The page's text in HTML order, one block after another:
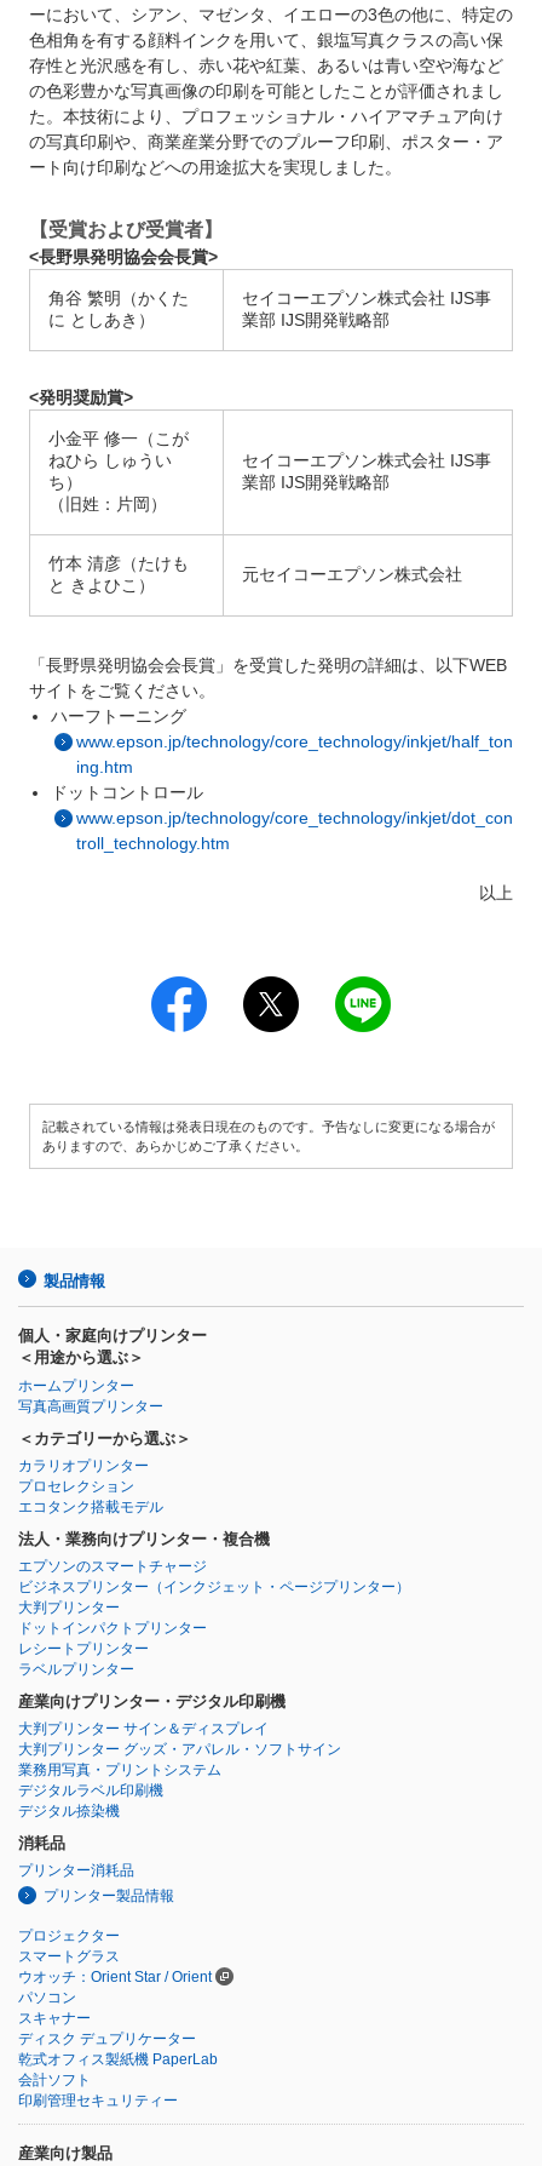
ーにおいて、シアン、マゼンタ、イエローの3色の他に、特定の
色相角を有する顔料インクを用いて、銀塩写真クラスの高い保
存性と光沢感を有し、赤い花や紅葉、あるいは青い空や海など
の色彩豊かな写真画像の印刷を可能としたことが評価されまし
た。本技術により、プロフェッショナル・ハイアマチュア向け
の写真印刷や、商業産業分野でのプルーフ印刷、ポスター・ア
ート向け印刷などへの用途拡大を実現しました。
【受賞および受賞者】
<長野県発明協会会長賞>
角谷 繁明（かくた
に としあき）
セイコーエプソン株式会社 IJS事
業部 IJS開発戦略部
<発明奨励賞>
小金平 修一（こが
ねひら しゅうい
ち）
（旧姓：片岡）
セイコーエプソン株式会社 IJS事
業部 IJS開発戦略部
竹本 清彦（たけも
と きよひこ）
元セイコーエプソン株式会社
「長野県発明協会会長賞」を受賞した発明の詳細は、以下WEB
サイトをご覧ください。
ハーフトーニング
www.epson.jp/technology/core_technology/inkjet/half_ton
ing.htm
ドットコントロール
www.epson.jp/technology/core_technology/inkjet/dot_con
troll_technology.htm
以上
記載されている情報は発表日現在のものです。予告なしに変更になる場合が
ありますので、あらかじめご了承ください。
製品情報
個人・家庭向けプリンター
＜用途から選ぶ＞
ホームプリンター
写真高画質プリンター
＜カテゴリーから選ぶ＞
カラリオプリンター
プロセレクション
エコタンク搭載モデル
法人・業務向けプリンター・複合機
エプソンのスマートチャージ
ビジネスプリンター （インクジェット・ページプリンター）
大判プリンター
ドットインパクトプリンター
レシートプリンター
ラベルプリンター
産業向けプリンター・デジタル印刷機
大判プリンター サイン＆ディスプレイ
大判プリンター グッズ・アパレル・ソフトサイン
業務用写真・プリントシステム
デジタルラベル印刷機
デジタル捺染機
消耗品
プリンター消耗品
プリンター製品情報
プロジェクター
スマートグラス
ウオッチ：Orient Star / Orient
パソコン
スキャナー
ディスク デュプリケーター
乾式オフィス製紙機 PaperLab
会計ソフト
印刷管理セキュリティー
産業向け製品